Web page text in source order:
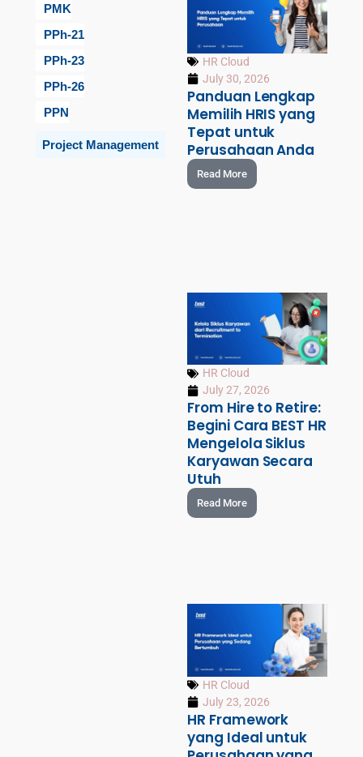
PMK
PPh-21
PPh-23
PPh-26
PPN
Project Management
HR Cloud
July 30, 2026
Panduan Lengkap
Memilih HRIS yang
Tepat untuk
Perusahaan Anda
Read More
HR Cloud
July 27, 2026
From Hire to Retire:
Begini Cara BEST HR
Mengelola Siklus
Karyawan Secara
Utuh
Read More
HR Cloud
July 23, 2026
HR Framework
yang Ideal untuk